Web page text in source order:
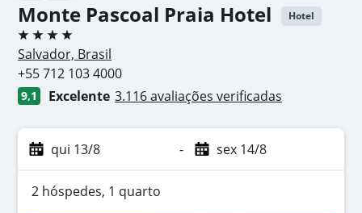
Monte Pascoal Praia Hotel Hotel
4 estrelas
Salvador, Brasil
+55 712 103 4000
9,1 Excelente 3.116 avaliações verificadas
qui 13/8 - sex 14/8
2 hóspedes, 1 quarto